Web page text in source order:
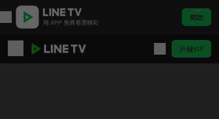
用 APP 免費看更精彩 開啟
升級VIP